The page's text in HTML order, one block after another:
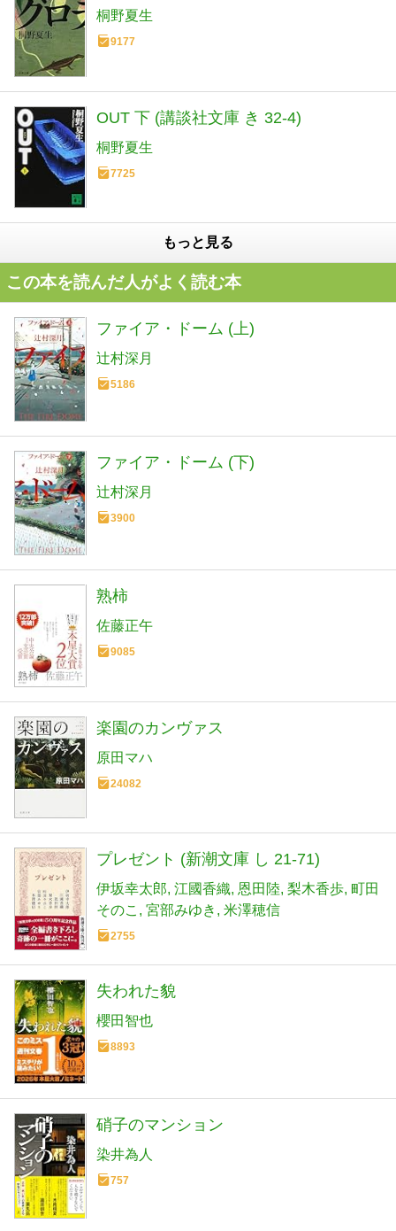
桐野夏生
9177
OUT 下 (講談社文庫 き 32-4)
桐野夏生
7725
もっと見る
この本を読んだ人がよく読む本
ファイア・ドーム (上)
辻村深月
5186
ファイア・ドーム (下)
辻村深月
3900
熟柿
佐藤正午
9085
楽園のカンヴァス
原田マハ
24082
プレゼント (新潮文庫 し 21-71)
伊坂幸太郎 江國香織 恩田陸 梨木香歩 町田
そのこ
宮部みゆき 米澤穂信
2755
失われた貌
櫻田智也
8893
硝子のマンション
染井為人
757